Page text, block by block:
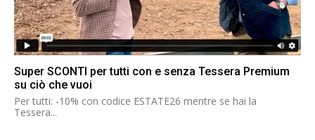
Super SCONTI per tutti con e senza Tessera Premium
su ciò che vuoi
Per tutti: -10% con codice ESTATE26 mentre se hai la
Tessera...